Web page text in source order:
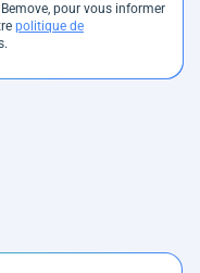
pour vous informer
politique de